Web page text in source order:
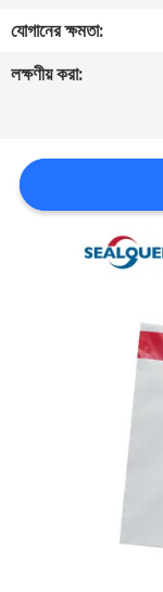
উদ্ধৃতির
জন্য
সাইট
যোগানের ক্ষমতা:
লক্ষণীয় করা: